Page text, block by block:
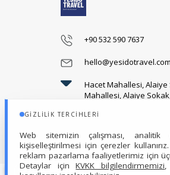
GIZLILIK TERCIHLERI
Web sitemizin çalışması, analitik
kişiselleştirilmesi için çerezler
reklam pazarlama faaliyetlerimiz için
Detaylar içinKVKK bilgilendirmemizi,
+90 532 590 7637
hello@yesidotravel.com
Hacet Mahallesi, Alaiye
Mahallesi, Alaiye